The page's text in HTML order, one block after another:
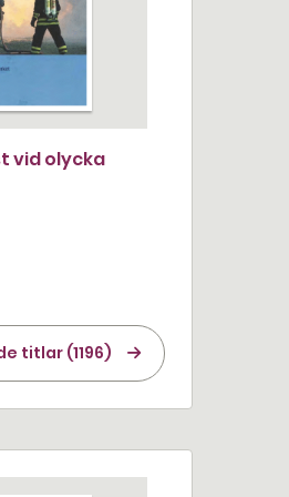
vid olycka
titlar (1196)